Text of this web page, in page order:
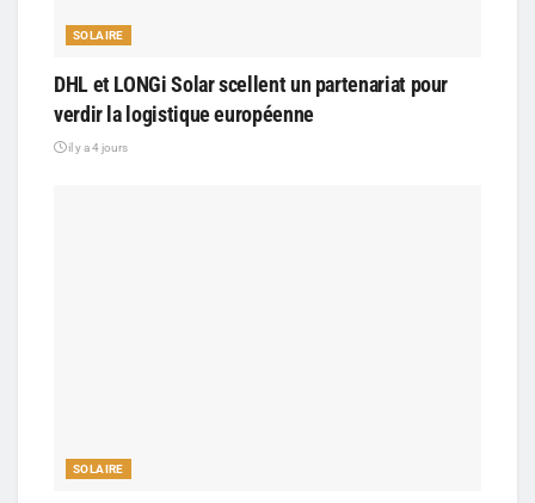
SOLAIRE
DHL et LONGi Solar scellent un partenariat pour
verdir la logistique européenne
il y a 4 jours
SOLAIRE